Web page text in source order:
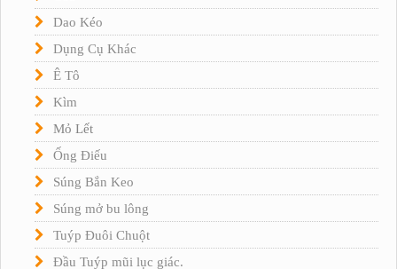
Dao Kéo
Dụng Cụ Khác
Ê Tô
Kìm
Mỏ Lết
Ống Điếu
Súng Bắn Keo
Súng mở bu lông
Tuýp Đuôi Chuột
Đầu Tuýp mũi lục giác.